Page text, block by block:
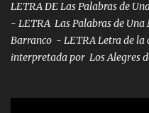
LETRA DE Las Palabras de
- LETRA Las Palabras de
Barranco - LETRA Letra de la
interpretada por Los Alegres